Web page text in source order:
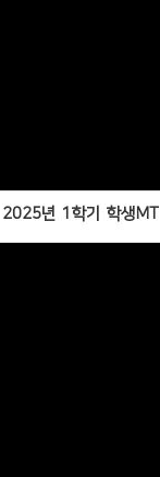
2025년 1학기 학생MT